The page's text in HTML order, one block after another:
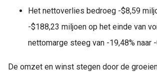
Het nettoverlies bedroeg -$8,59
-$188,23 miljoen op het einde van
nettomarge steeg van -19,48% naar -
De omzet en winst stegen door de